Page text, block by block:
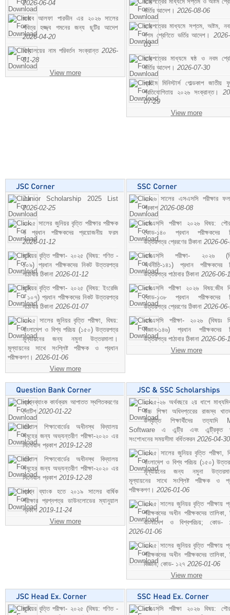
2026-06-04
জনাব আলফা পারভীন এর ২০২৬ সালের
পবিত্র হজ্জ্ব গমনের জন্য ছুটির আদেশ
2026-04-20
বিদ্যালয়ের নাম পরিবর্তন সংক্রান্ত 2026-
01-28
View more
ভর্তির আদেশ। 2026-08-06
ছাড়পত্রের মাধ্যমে সপ্তম, অষ্টম,
দশম শ্রেণিতে ভর্তির আদেশ।
03
ছাড়পত্রের মাধ্যমে ষষ্ঠ ও নবম
ভর্তির আদেশ। 2026-07-30
প্রাইম মিনিস্টার্স গোল্ডকাপ জাতীয়
প্রতিযোগিতায় ২০২৬ সংক্রান্ত।
07-29
View more
Junior Scholarship 2025 List
2026-02-25
২০২৫ সালের জুনিয়র বৃত্তি পরীক্ষার পরীক্ষক
ও প্রধান পরীক্ষকদের প্রয়োজনীয় ফরম
2026-01-12
জুনিয়র বৃত্তি পরীক্ষা- ২০২৫ (বিষয়: গণিত -
১০৯) প্রধান পরীক্ষকদের নিকট উত্তরপত্র
পাঠাবার ঠিকানা 2026-01-12
জুনিয়র বৃত্তি পরীক্ষা- ২০২৫ (বিষয়: ইংরেজি
- ১০৭) প্রধান পরীক্ষকদের নিকট উত্তরপত্র
পাঠাবার ঠিকানা 2026-01-07
২০২৫ সালের জুনিয়র বৃত্তি পরীক্ষা, বিষয়:
বাংলাদেশ ও বিশ্ব পরিচয় (১৫০) উত্তরপত্র
মূল্যায়নের জন্য নমুনা উত্তরমালা।
মূল্যায়নের সাথে সংশ্লিষ্ট পরীক্ষক ও প্রধান
পরীক্ষকগণ। 2026-01-06
View more
২০২৬ সালের এসএসসি পরীক্ষার
প্রকাশ 2026-08-08
এসএসসি পরীক্ষা ২০২৬ বিষয়:
কোড-১৪০ প্রধান পরীক্ষকদের
উত্তরপত্র প্রেরণের ঠিকানা 2026-
এসএসসি পরীক্ষা- ২০২৬
অর্থনীতি-১৪১) প্রধান পরীক্ষকদের
উত্তরপত্র পাঠাবার ঠিকানা 2026-06-
এসএসসি পরীক্ষা ২০২৬ বিষয়:জীব
কোড-১৩৮ প্রধান পরীক্ষকদের
উত্তরপত্র প্রেরণের ঠিকানা 2026-
এসএসসি পরীক্ষা- ২০২৬ (বিষয়ঃ
বিজ্ঞান-১৪৬) প্রধান পরীক্ষকদের
উত্তরপত্র পাঠাবার ঠিকানা 2026-06-
View more
প্রশ্নব্যাংক কার্যক্রম আপাতত স্থগিতকরণের
নোটিশ 2020-01-22
বরিশাল শিক্ষাবোর্ডের অধীনস্থ বিদ্যালয়
সমূহের জন্য অভ্যন্তরীণ পরীক্ষা-২০২০ এর
সিলেবাস প্রকাশ 2019-12-28
বরিশাল শিক্ষাবোর্ডের অধীনস্থ বিদ্যালয়
সমূহের জন্য অভ্যন্তরীণ পরীক্ষা-২০২০ এর
সিলেবাস প্রকাশ 2019-12-28
প্রশ্ন ব্যাংক হতে ২০১৯ সালের বার্ষিক
পরীক্ষার প্রশ্নপত্র ডাউনলোডের ম্যানুয়াল
প্রকাশ 2019-11-24
View more
২০২৫-২৬ অর্থবছরে ২য় ধাপে
উচ্চ শিক্ষা অধিদপ্তরের রাজস্ব
উপবৃত্তি শিক্ষার্থীদের তত্যাদি
Software এ এন্ট্রি এবং এন্ট্রিকৃত
সংশোধনের সময়সীমা বর্ধিতকরন 2026-04-30
২০২৫ সালের জুনিয়র বৃত্তি পরীক্ষা,
বাংলাদেশ ও বিশ্ব পরিচয় (১৫০)
মূল্যায়নের জন্য নমুনা
মূল্যায়নের সাথে সংশ্লিষ্ট পরীক্ষক ও
পরীক্ষকগণ। 2026-01-06
২০২৫ সালের জুনিয়র বৃত্তি পরীক্ষায়
পরীক্ষকদের অধীন পরীক্ষকদের তালিকা,
বাংলাদেশ ও বিশ্বপরিচয়; কোড-
2026-01-06
২০২৫ সালের জুনিয়র বৃত্তি পরীক্ষায়
পরীক্ষকদের অধীন পরীক্ষকদের তালিকা,
বিজ্ঞান; কোড- ১২৭ 2026-01-06
View more
জুনিয়র বৃত্তি পরীক্ষা- ২০২৫ (বিষয়: গণিত -
এসএসসি পরীক্ষা ২০২৬ বিষয়: